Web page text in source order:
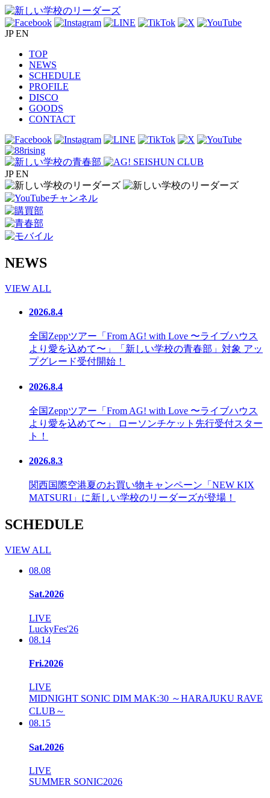
JP EN
TOP
NEWS
SCHEDULE
PROFILE
DISCO
GOODS
CONTACT
JP EN
NEWS
VIEW ALL
2026.8.4
全国Zeppツアー「From AG! with Love 〜ライブハウス
より愛を込めて〜」「新しい学校の青春部」対象 アッ
プグレード受付開始！
2026.8.4
全国Zeppツアー「From AG! with Love 〜ライブハウス
より愛を込めて〜」 ローソンチケット先行受付スター
ト！
2026.8.3
関西国際空港夏のお買い物キャンペーン「NEW KIX
MATSURI」に新しい学校のリーダーズが登場！
SCHEDULE
VIEW ALL
08.08
Sat.2026
LIVE
LuckyFes'26
08.14
Fri.2026
LIVE
MIDNIGHT SONIC DIM MAK:30 ～HARAJUKU RAVE
CLUB～
08.15
Sat.2026
LIVE
SUMMER SONIC2026